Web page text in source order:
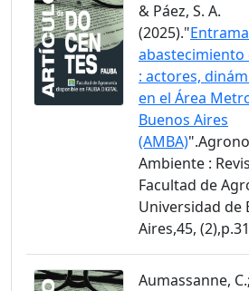
& Páez, S. A.
(2025)."
abastecimiento
: actores,
en el Área
Buenos Aires
(AMBA)
Ambiente :
Facultad de
Universidad de
Aires,45,
Aumassanne,